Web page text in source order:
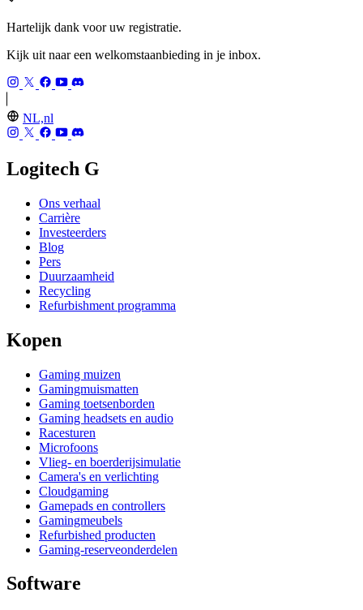
Hartelijk dank voor uw registratie.
Kijk uit naar een welkomstaanbieding in je inbox.
NL,nl
Logitech G
Ons verhaal
Carrière
Investeerders
Blog
Pers
Duurzaamheid
Recycling
Refurbishment programma
Kopen
Gaming muizen
Gamingmuismatten
Gaming toetsenborden
Gaming headsets en audio
Racesturen
Microfoons
Vlieg- en boerderijsimulatie
Camera's en verlichting
Cloudgaming
Gamepads en controllers
Gamingmeubels
Refurbished producten
Gaming-reserveonderdelen
Software